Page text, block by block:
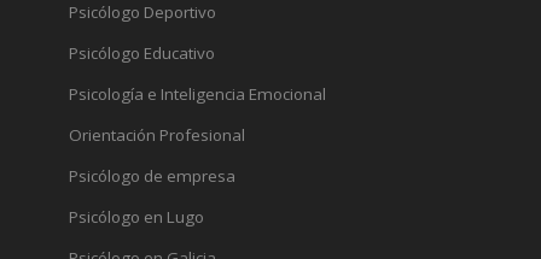
Psicólogo Deportivo
Psicólogo Educativo
Psicología e Inteligencia Emocional
Orientación Profesional
Psicólogo de empresa
Psicólogo en Lugo